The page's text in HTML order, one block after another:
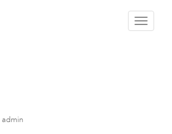
Toggle
admin